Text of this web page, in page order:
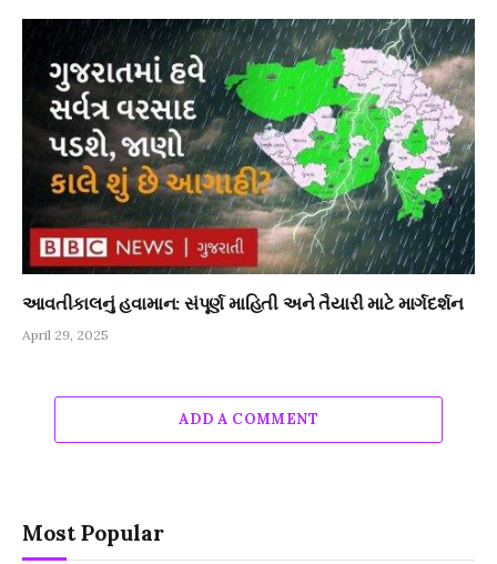
આવતીકાલનું હવામાન: સંપૂર્ણ માહિતી અને તૈયારી માટે માર્ગદર્શન
April 29, 2025
ADD A COMMENT
Most Popular